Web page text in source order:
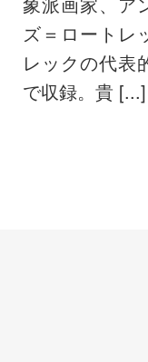
ズ＝ロートレ
レックの代表
で収録。貴 [...]